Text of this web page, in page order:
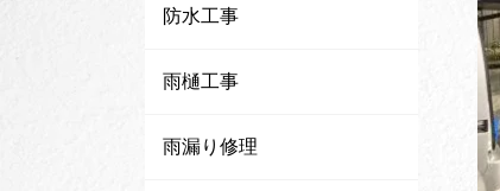
防水工事
雨樋工事
雨漏り修理